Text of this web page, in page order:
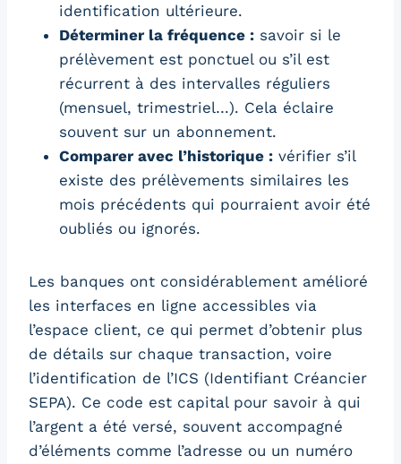
identification ultérieure.
Déterminer la fréquence : savoir si le
prélèvement est ponctuel ou s’il est
récurrent à des intervalles réguliers
(mensuel, trimestriel…). Cela éclaire
souvent sur un abonnement.
Comparer avec l’historique : vérifier s’il
existe des prélèvements similaires les
mois précédents qui pourraient avoir été
oubliés ou ignorés.
Les banques ont considérablement amélioré
les interfaces en ligne accessibles via
l’espace client, ce qui permet d’obtenir plus
de détails sur chaque transaction, voire
l’identification de l’ICS (Identifiant Créancier
SEPA). Ce code est capital pour savoir à qui
l’argent a été versé, souvent accompagné
d’éléments comme l’adresse ou un numéro